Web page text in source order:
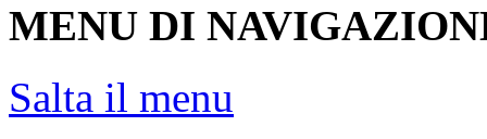
MENU DI
Salta il menu